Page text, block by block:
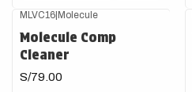
MLVC16| Molecule
Molecule Comp
Cleaner
S/79.00